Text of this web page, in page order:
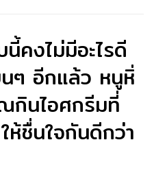
คงไม่มีอะไรดี
นๆ อีกแล้ว หนูหิ่
กินไอศกรีมที่
ห้ชื่นใจกันดีกว่า​